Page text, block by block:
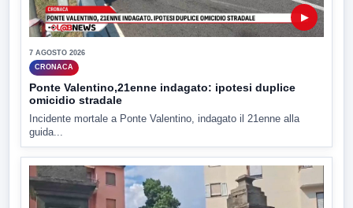
▶
7 AGOSTO 2026
CRONACA
Ponte Valentino,21enne indagato: ipotesi duplice
omicidio stradale
Incidente mortale a Ponte Valentino, indagato il 21enne alla
guida...